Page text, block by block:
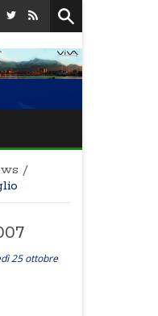
/
25 ottobre